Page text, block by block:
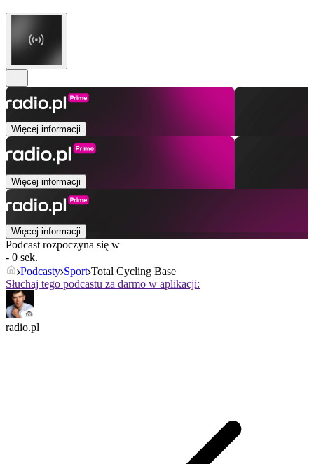
Więcej informacji
Więcej informacji
Więcej informacji
Podcast rozpoczyna się w
- 0 sek.
Podcasty Sport Total Cycling Base
Słuchaj tego podcastu za darmo w aplikacji:
radio.pl